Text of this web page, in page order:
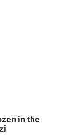
in the